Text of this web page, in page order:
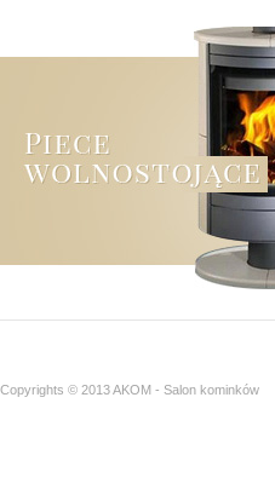
Copyrights © 2013 AKOM - Salon kominków